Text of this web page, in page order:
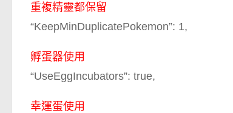
重複精靈都保留
“KeepMinDuplicatePokemon”: 1,
孵蛋器使用
“UseEggIncubators”: true,
幸運蛋使用